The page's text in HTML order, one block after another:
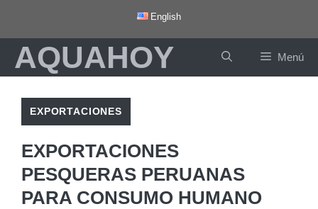
contenido
English
AQUAHOY Menú
EXPORTACIONES
EXPORTACIONES
PESQUERAS PERUANAS
PARA CONSUMO HUMANO